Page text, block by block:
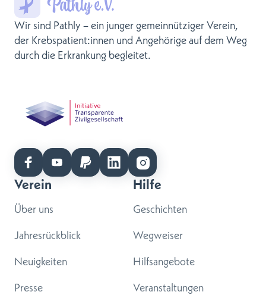
Wir sind Pathly – ein junger gemeinnütziger Verein,
der Krebspatient:innen und Angehörige auf dem Weg
durch die Erkrankung begleitet.
Verein
Über uns
Jahresrückblick
Neuigkeiten
Presse
Hilfe
Geschichten
Wegweiser
Hilfsangebote
Veranstaltungen